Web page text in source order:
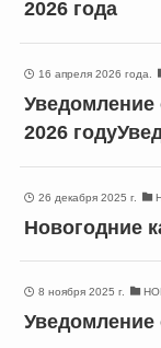
2026 года
16 апреля 2026 года.
Уведомление
2026
26 декабря 2025 г.
Новогодние
8 ноября 2025 г.
Уведомление